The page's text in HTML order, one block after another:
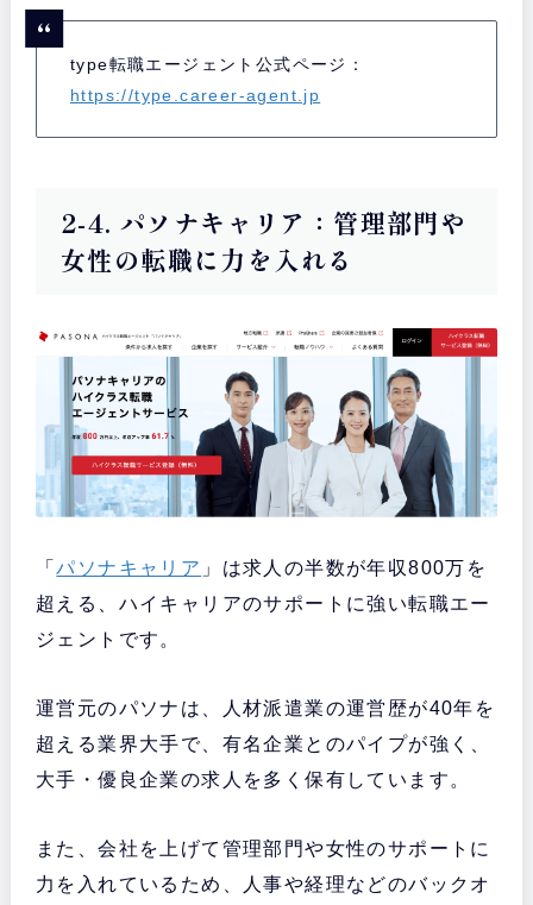
type転職エージェント公式ページ：
https://type.career-agent.jp
2-4. パソナキャリア：管理部門や
女性の転職に力を入れる
「パソナキャリア 」は求人の半数が年収800万を
超える、ハイキャリアのサポートに強い転職エー
ジェントです。
運営元のパソナは、人材派遣業の運営歴が40年を
超える業界大手で、有名企業とのパイプが強く、
大手・優良企業の求人を多く保有しています。
また、会社を上げて管理部門や女性のサポートに
力を入れているため、人事や経理などのバックオ